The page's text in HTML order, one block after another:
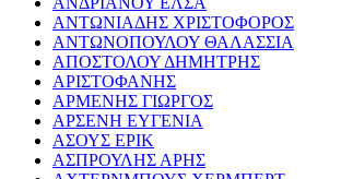
ΑΝΤΩΝΙΑΔΗΣ ΧΡΙΣΤΟΦΟΡΟΣ
ΑΝΤΩΝΟΠΟΥΛΟΥ ΘΑΛΑΣΣΙΑ
ΑΠΟΣΤΟΛΟΥ ΔΗΜΗΤΡΗΣ
ΑΡΙΣΤΟΦΑΝΗΣ
ΑΡΜΕΝΗΣ ΓΙΩΡΓΟΣ
ΑΡΣΕΝΗ ΕΥΓΕΝΙΑ
ΑΣΟΥΣ ΕΡΙΚ
ΑΣΠΡΟΥΛΗΣ ΑΡΗΣ